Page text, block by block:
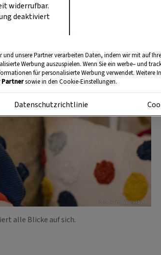
Foto: Doris Himmelbauer
alle Blicke auf sich.
widerrufbar.
deaktiviert
und unsere Partner verarbeiten Daten, indem wir mit auf
Werbung auszuspielen. Wenn Sie ein werbe– und
für personalisierte Werbung verwendet. Weitere
Partnersowie in den Cookie-Einstellungen.
Datenschutzrichtlinie